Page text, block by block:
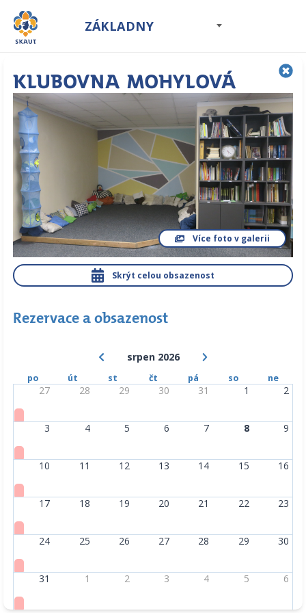
ZÁKLADNY
Klubovna Mohylová
Rezervace a obsazenost
srpen 2026
po út st čt pá so ne
27 28 29 30 31 1 2
3 4 5 6 7 8 9
10 11 12 13 14 15 16
17 18 19 20 21 22 23
24 25 26 27 28 29 30
31 1 2 3 4 5 6
Skrýt celou obsazenost
Více foto v galerii